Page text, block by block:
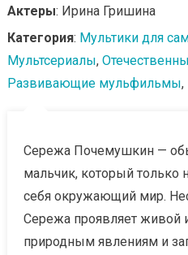
Актеры: Ирина Гришина
Категория: Мультики для
Мультсериалы,
Развивающие мульфильмы,
Сережа Почемушкин —
мальчик, который только
себя окружающий мир.
Сережа проявляет живой
природным явлениям и